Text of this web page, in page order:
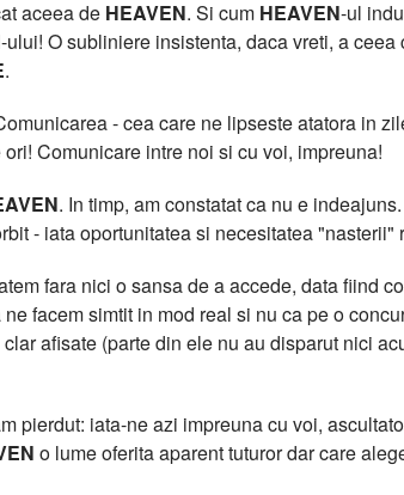
aceea de HEAVEN. Si cum HEAVEN-ul
-ului! O subliniere insistenta, daca vreti, a
.
- cea care ne lipseste atatora in
Comunicare intre noi si cu voi, impreuna!
. In timp, am constatat ca nu e
- iata oportunitatea si necesitatea "nasterii"
fara nici o sansa de a accede, data fiind
facem simtit in mod real si nu ca pe o
afisate (parte din ele nu au disparut nici
pierdut: iata-ne azi impreuna cu voi,
o lume oferita aparent tuturor dar care